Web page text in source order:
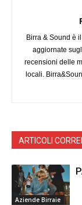
Birra & Sound è
aggiornate
recensioni delle
locali.
ARTICOLI
Aziende Birraie